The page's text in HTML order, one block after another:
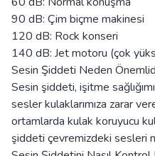
90 dB: Çim biçme makinesi
120 dB: Rock konseri
140 dB: Jet motoru (çok
Sesin Şiddeti Neden
Sesin şiddeti, işitme
sesler kulaklarımıza zarar
ortamlarda kulak koruyucu
şiddeti çevremizdeki sesleri